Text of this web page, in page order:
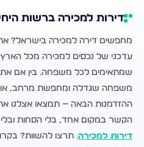
דירות למכירה ברשות
מחפשים דירה למכירה בישראל?
עדכני של נכסים למכירה מכל הארץ
שמתאימים לכל משפחה. בין אם
משפחה שגדלה ומחפשת מרחב,
ההזדמנות הבאה — תמצאו אצלנו
הקשר במקום אחד, בלי הסחות
דירות למכירה. תרצו להשוות?